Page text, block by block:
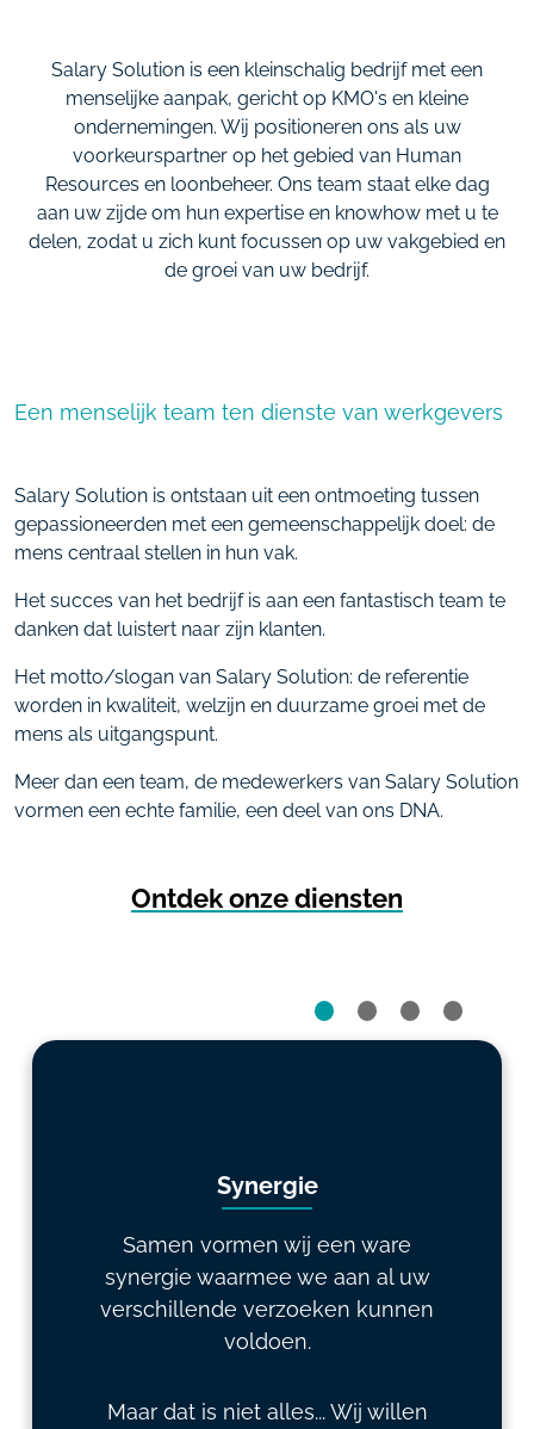
Salary Solution is een kleinschalig bedrijf met een
menselijke aanpak, gericht op KMO's en kleine
ondernemingen. Wij positioneren ons als uw
voorkeurspartner op het gebied van Human
Resources en loonbeheer. Ons team staat elke dag
aan uw zijde om hun expertise en knowhow met u te
delen, zodat u zich kunt focussen op uw vakgebied en
de groei van uw bedrijf.
Synergie
Samen vormen wij een ware
synergie waarmee we aan al uw
verschillende verzoeken kunnen
voldoen.
Maar dat is niet alles... Wij willen
Een menselijk team ten dienste van werkgevers
Salary Solution is ontstaan uit een ontmoeting tussen
gepassioneerden met een gemeenschappelijk doel: de
mens centraal stellen in hun vak.
Het succes van het bedrijf is aan een fantastisch team te
danken dat luistert naar zijn klanten.
Het motto/slogan van Salary Solution: de referentie
worden in kwaliteit, welzijn en duurzame groei met de
mens als uitgangspunt.
Meer dan een team, de medewerkers van Salary Solution
vormen een echte familie, een deel van ons DNA.
Ontdek onze diensten